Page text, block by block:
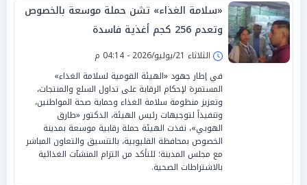
«سلامة الغذاء» تشن حملة موسعة بالخصوص
وتعدم 256 كجم أغذية فاسدة
الثلاثاء 21/يوليو/2026 - 04:14 م
في إطار جهود «الهيئة القومية لسلامة الغذاء»
المستمرة لإحكام الرقابة على تداول السلع والمنتجات،
وتعزيز منظومة سلامة الغذاء وحماية صحة المواطنين،
وتنفيذاً لتوجيهات رئيس الهيئة، الدكتور «طارق
الهوبي»، نفذت الهيئة حملة رقابية موسعة بمدينة
الخصوص بمحافظة القليوبية، بالتنسيق والتعاون المباشر
مع مجلس المدينة؛ للتأكد من التزام المنشآت الغذائية
بالاشتراطات الصحية.